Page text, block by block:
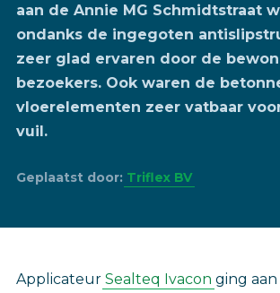
aan de Annie MG Schmidtstraat
ondanks de ingegoten
zeer glad ervaren door de
bezoekers. Ook waren de
vloerelementen zeer vatbaar
vuil.
Geplaatst door: Triflex BV
Applicateur Sealteq Ivacon ging